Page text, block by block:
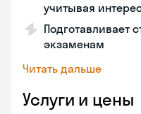
учитывая
Подготавливает
экзаменам
Читать дальше
Услуги и цены